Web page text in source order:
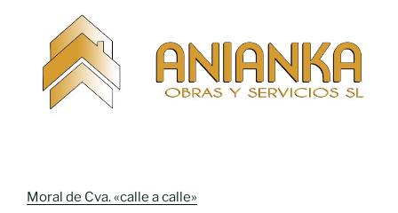
Moral de Cva. «calle a calle»